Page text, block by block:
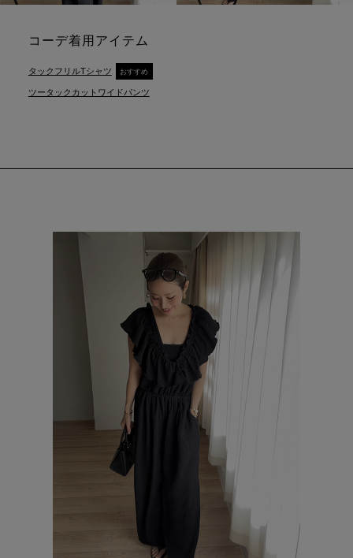
コーデ着用アイテム
タックフリルTシャツ おすすめ
ツータックカットワイドパンツ